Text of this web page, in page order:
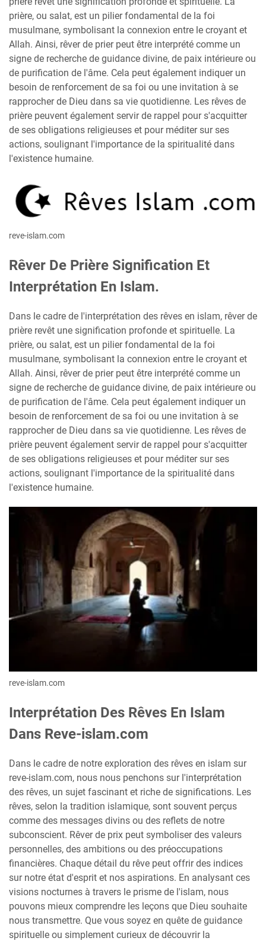
prière, ou salat, est un pilier fondamental de la foi
musulmane, symbolisant la connexion entre le croyant et
Allah. Ainsi, rêver de prier peut être interprété comme un
signe de recherche de guidance divine, de paix intérieure ou
de purification de l'âme. Cela peut également indiquer un
besoin de renforcement de sa foi ou une invitation à se
rapprocher de Dieu dans sa vie quotidienne. Les rêves de
prière peuvent également servir de rappel pour s'acquitter
de ses obligations religieuses et pour méditer sur ses
actions, soulignant l'importance de la spiritualité dans
l'existence humaine.
reve-islam.com
Rêver De Prière Signification Et
Interprétation En Islam.
Dans le cadre de l'interprétation des rêves en islam, rêver de
prière revêt une signification profonde et spirituelle. La
prière, ou salat, est un pilier fondamental de la foi
musulmane, symbolisant la connexion entre le croyant et
Allah. Ainsi, rêver de prier peut être interprété comme un
signe de recherche de guidance divine, de paix intérieure ou
de purification de l'âme. Cela peut également indiquer un
besoin de renforcement de sa foi ou une invitation à se
rapprocher de Dieu dans sa vie quotidienne. Les rêves de
prière peuvent également servir de rappel pour s'acquitter
de ses obligations religieuses et pour méditer sur ses
actions, soulignant l'importance de la spiritualité dans
l'existence humaine.
reve-islam.com
Interprétation Des Rêves En Islam
Dans Reve-islam.com
Dans le cadre de notre exploration des rêves en islam sur
reve-islam.com, nous nous penchons sur l'interprétation
des rêves, un sujet fascinant et riche de significations. Les
rêves, selon la tradition islamique, sont souvent perçus
comme des messages divins ou des reflets de notre
subconscient. Rêver de prix peut symboliser des valeurs
personnelles, des ambitions ou des préoccupations
financières. Chaque détail du rêve peut offrir des indices
sur notre état d'esprit et nos aspirations. En analysant ces
visions nocturnes à travers le prisme de l'islam, nous
pouvons mieux comprendre les leçons que Dieu souhaite
nous transmettre. Que vous soyez en quête de guidance
spirituelle ou simplement curieux de découvrir la